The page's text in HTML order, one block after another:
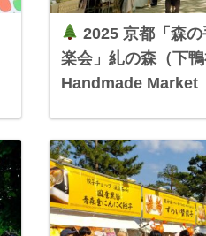
2025 京都「森
楽会」糺の森（下
Handmade Market